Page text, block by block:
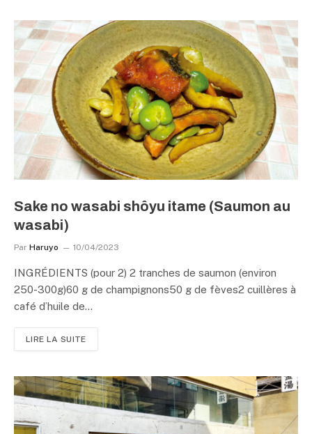
Sake no wasabi shôyu itame (Saumon au
wasabi)
Par Haruyo 10/04/2023
INGRÉDIENTS (pour 2) 2 tranches de saumon (environ
250-300g)60 g de champignons50 g de fèves2 cuillères à
café d’huile de…
LIRE LA SUITE